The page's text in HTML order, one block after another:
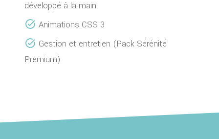
développé à la main
Animations CSS 3
Gestion et entretien (Pack Sérénité
Premium)